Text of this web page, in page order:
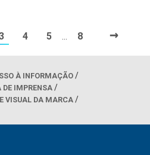
4 5 … 8 →
À INFORMAÇÃO
DE IMPRENSA
VISUAL DA MARCA